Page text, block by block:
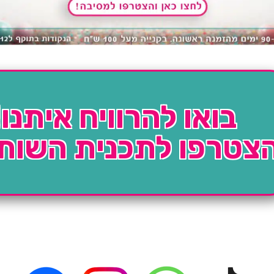
בואו להרוויח
לתכנית